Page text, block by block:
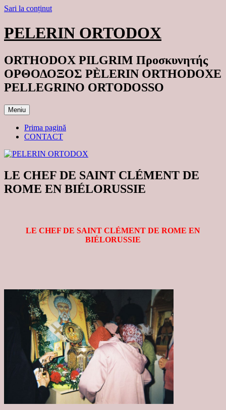
Sari la conținut
PELERIN ORTODOX
ORTHODOX PILGRIM Προσκυνητής
ΟΡΘΟΔΟΞΟΣ PÈLERIN ORTHODOXE
PELLEGRINO ORTODOSSO
Meniu
Prima pagină
CONTACT
LE CHEF DE SAINT CLÉMENT DE
ROME EN BIÉLORUSSIE
LE CHEF DE SAINT CLÉMENT DE ROME EN
BIÉLORUSSIE